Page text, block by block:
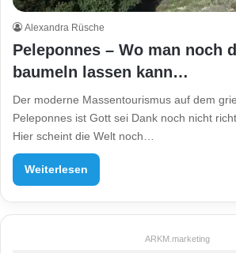
Alexandra Rüsche
Peleponnes – Wo man noch
baumeln lassen kann…
Der moderne Massentourismus auf dem
Peleponnes ist Gott sei Dank noch nicht
Hier scheint die Welt noch…
Weiterlesen
ARKM.marketing